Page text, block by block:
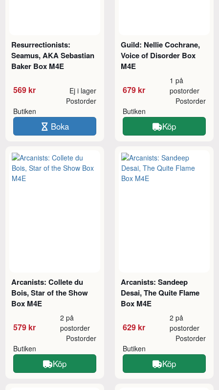
Resurrectionists:
Seamus, AKA Sebastian
Baker Box M4E
569 kr Ej i lager
Butiken
Postorder
Boka
Guild: Nellie Cochrane,
Voice of Disorder Box
M4E
679 kr
1 på
postorder
Butiken
Postorder
Köp
Arcanists: Collete du
Bois, Star of the Show
Box M4E
579 kr
2 på
postorder
Butiken
Postorder
Köp
Arcanists: Sandeep
Desai, The Quite Flame
Box M4E
629 kr
2 på
postorder
Butiken
Postorder
Köp